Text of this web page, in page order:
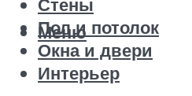
Стены
Пол и потолок
Окна и двери
Интерьер
Меню